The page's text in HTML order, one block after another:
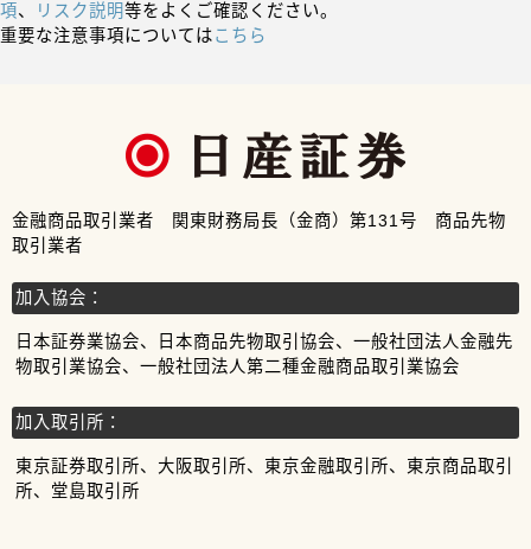
項、 リスク説明等をよくご確認ください。
重要な注意事項についてはこちら
金融商品取引業者 関東財務局長（金商）第131号 商品先物
取引業者
加入協会：
日本証券業協会、日本商品先物取引協会、一般社団法人金融先
物取引業協会、一般社団法人第二種金融商品取引業協会
加入取引所：
東京証券取引所、大阪取引所、東京金融取引所、東京商品取引
所、堂島取引所